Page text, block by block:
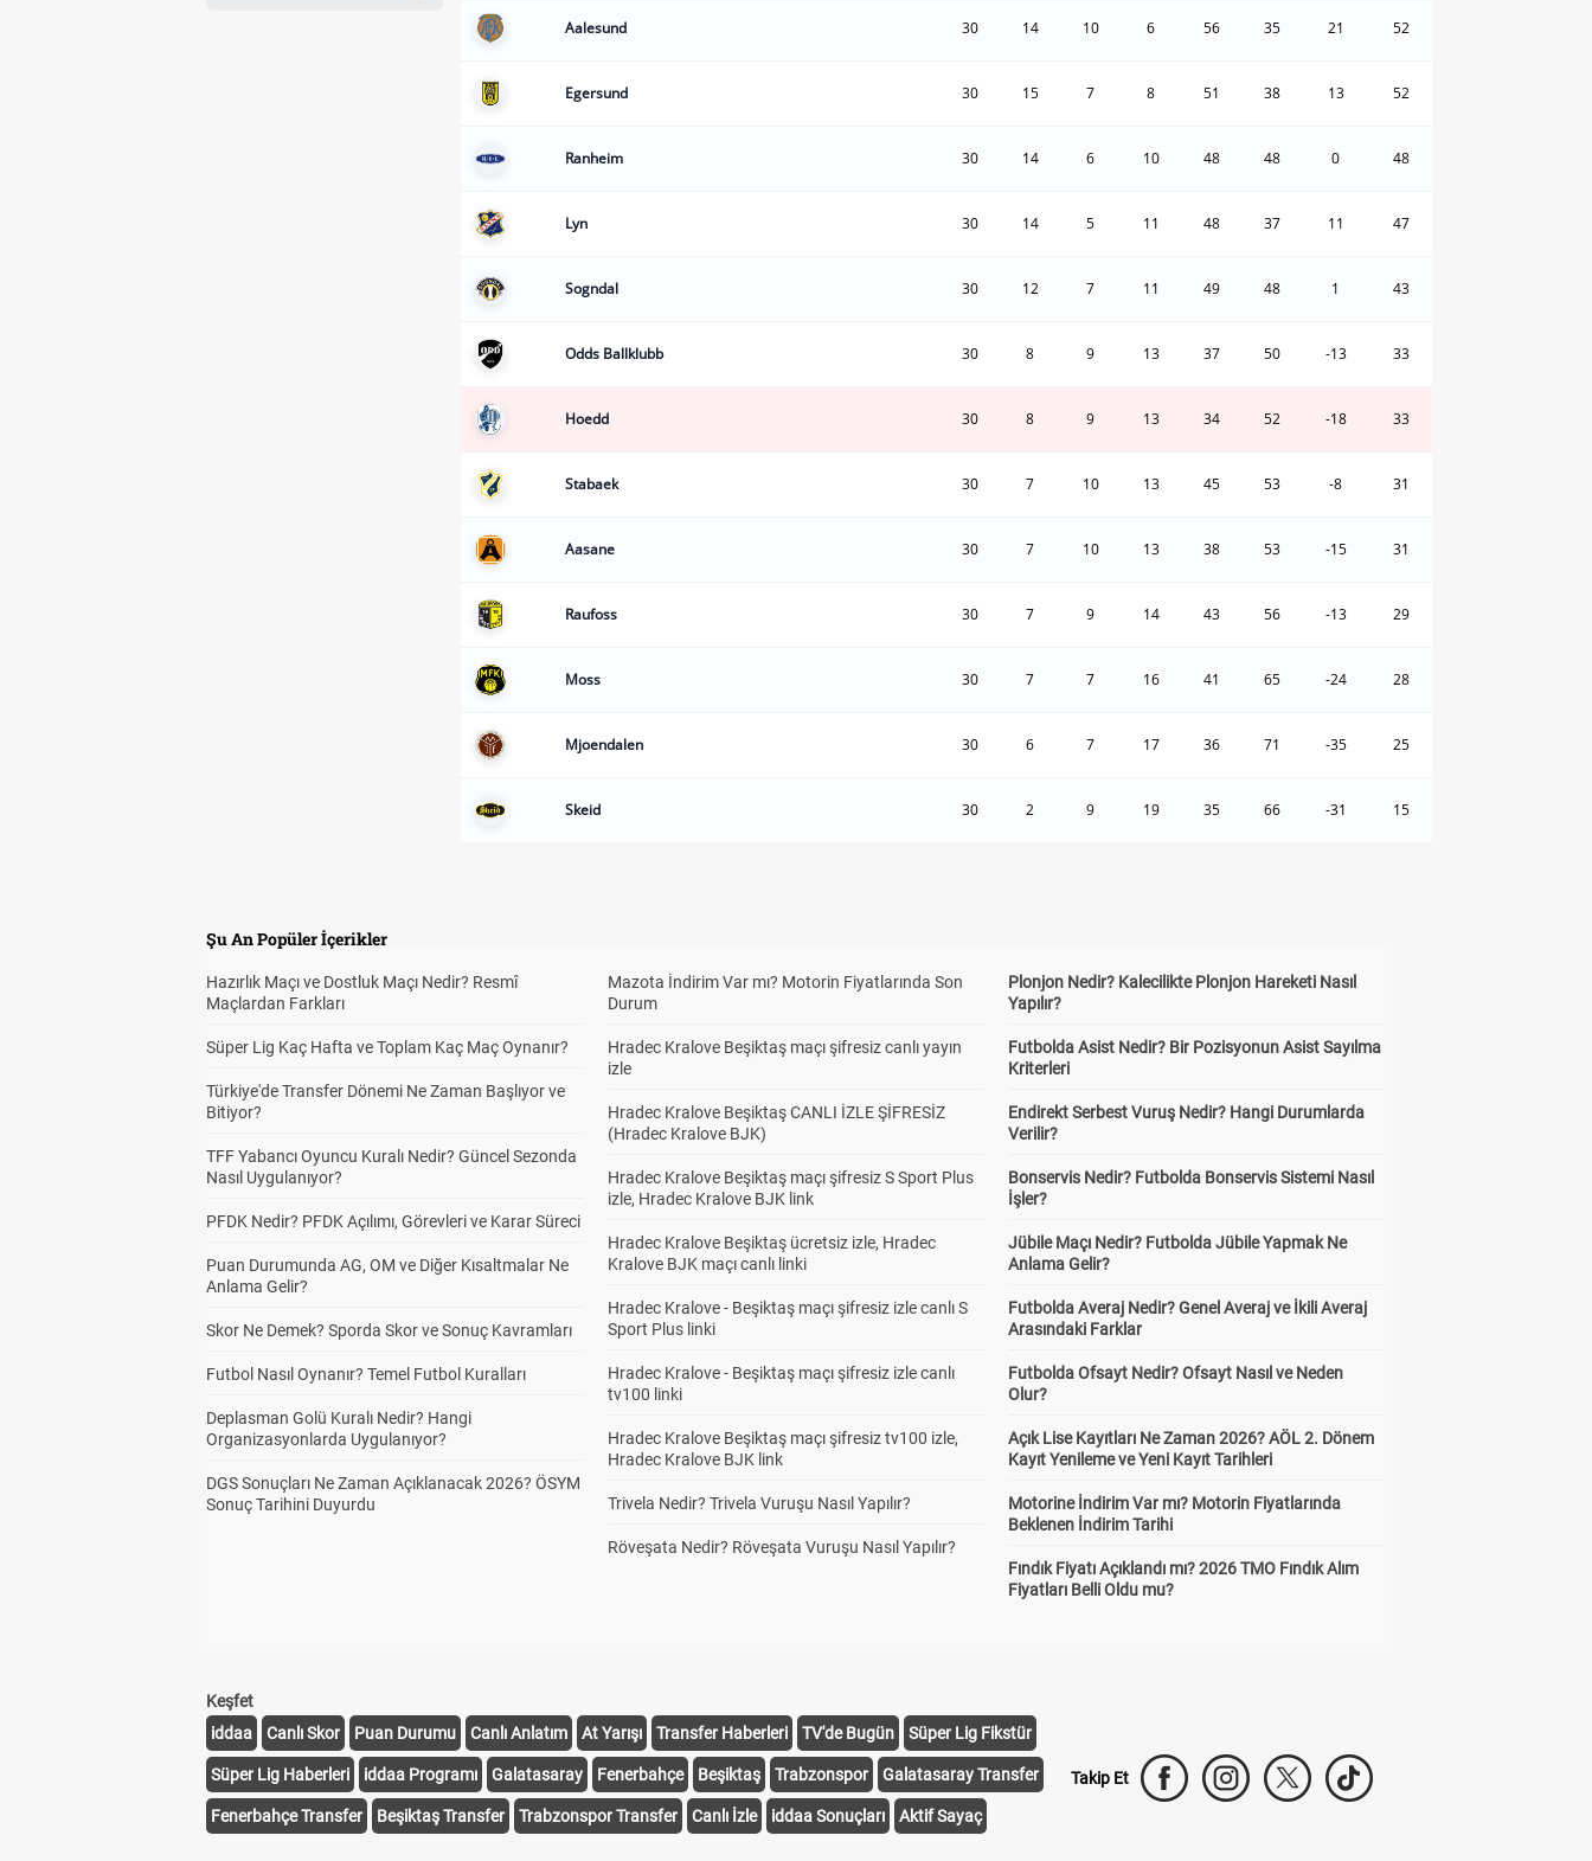
Aalesund 30 14 10 6 56 35 21 52
Egersund 30 15 7 8 51 38 13 52
Ranheim 30 14 6 10 48 48 0 48
Lyn 30 14 5 11 48 37 11 47
Sogndal 30 12 7 11 49 48 1 43
Odds Ballklubb 30 8 9 13 37 50 -13 33
Hoedd 30 8 9 13 34 52 -18 33
Stabaek 30 7 10 13 45 53 -8 31
Aasane 30 7 10 13 38 53 -15 31
Raufoss 30 7 9 14 43 56 -13 29
Moss 30 7 7 16 41 65 -24 28
Mjoendalen 30 6 7 17 36 71 -35 25
Skeid 30 2 9 19 35 66 -31 15
Şu An Popüler İçerikler
Hazırlık Maçı ve Dostluk Maçı Nedir? Resmî
Maçlardan Farkları
Süper Lig Kaç Hafta ve Toplam Kaç Maç Oynanır?
Türkiye'de Transfer Dönemi Ne Zaman Başlıyor ve
Bitiyor?
TFF Yabancı Oyuncu Kuralı Nedir? Güncel Sezonda
Nasıl Uygulanıyor?
PFDK Nedir? PFDK Açılımı, Görevleri ve Karar Süreci
Puan Durumunda AG, OM ve Diğer Kısaltmalar Ne
Anlama Gelir?
Skor Ne Demek? Sporda Skor ve Sonuç Kavramları
Futbol Nasıl Oynanır? Temel Futbol Kuralları
Deplasman Golü Kuralı Nedir? Hangi
Organizasyonlarda Uygulanıyor?
DGS Sonuçları Ne Zaman Açıklanacak 2026? ÖSYM
Sonuç Tarihini Duyurdu
Mazota İndirim Var mı? Motorin Fiyatlarında Son
Durum
Hradec Kralove Beşiktaş maçı şifresiz canlı yayın
izle
Hradec Kralove Beşiktaş CANLI İZLE ŞİFRESİZ
(Hradec Kralove BJK)
Hradec Kralove Beşiktaş maçı şifresiz S Sport Plus
izle, Hradec Kralove BJK link
Hradec Kralove Beşiktaş ücretsiz izle, Hradec
Kralove BJK maçı canlı linki
Hradec Kralove - Beşiktaş maçı şifresiz izle canlı S
Sport Plus linki
Hradec Kralove - Beşiktaş maçı şifresiz izle canlı
tv100 linki
Hradec Kralove Beşiktaş maçı şifresiz tv100 izle,
Hradec Kralove BJK link
Trivela Nedir? Trivela Vuruşu Nasıl Yapılır?
Röveşata Nedir? Röveşata Vuruşu Nasıl Yapılır?
Plonjon Nedir? Kalecilikte Plonjon Hareketi Nasıl
Yapılır?
Futbolda Asist Nedir? Bir Pozisyonun Asist Sayılma
Kriterleri
Endirekt Serbest Vuruş Nedir? Hangi Durumlarda
Verilir?
Bonservis Nedir? Futbolda Bonservis Sistemi Nasıl
İşler?
Jübile Maçı Nedir? Futbolda Jübile Yapmak Ne
Anlama Gelir?
Futbolda Averaj Nedir? Genel Averaj ve İkili Averaj
Arasındaki Farklar
Futbolda Ofsayt Nedir? Ofsayt Nasıl ve Neden
Olur?
Açık Lise Kayıtları Ne Zaman 2026? AÖL 2. Dönem
Kayıt Yenileme ve Yeni Kayıt Tarihleri
Motorine İndirim Var mı? Motorin Fiyatlarında
Beklenen İndirim Tarihi
Fındık Fiyatı Açıklandı mı? 2026 TMO Fındık Alım
Fiyatları Belli Oldu mu?
Keşfet
iddaa
Canlı Skor Puan Durumu Canlı Anlatım At Yarışı Transfer Haberleri TV'de Bugün Süper Lig Fikstür
Süper Lig Haberleri iddaa Programı Galatasaray Fenerbahçe Beşiktaş Trabzonspor Galatasaray Transfer
Fenerbahçe Transfer Beşiktaş Transfer Trabzonspor Transfer Canlı İzle iddaa Sonuçları Aktif Sayaç
Takip Et